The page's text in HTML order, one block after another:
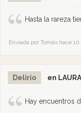
Hasta la rareza
Enviada por Tomás hace 10
Delirio en
Hay encuentros